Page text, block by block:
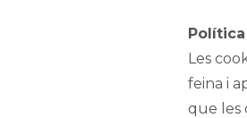
Les
feina i
que les